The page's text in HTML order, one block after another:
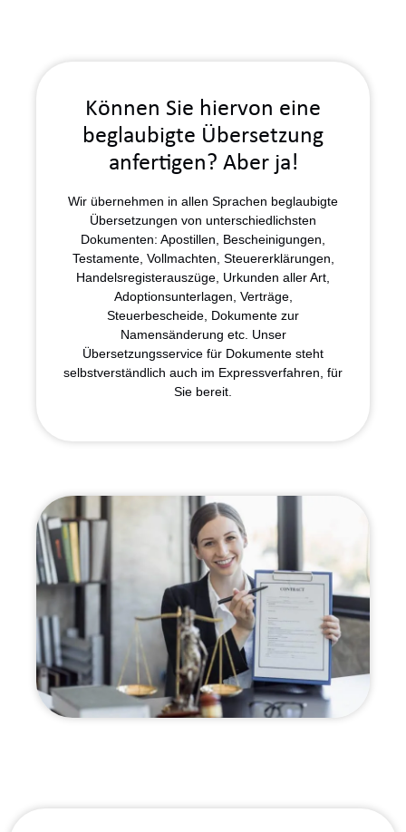
Können Sie hiervon eine
beglaubigte Übersetzung
anfertigen? Aber ja!
Wir übernehmen in allen Sprachen beglaubigte
Übersetzungen von unterschiedlichsten
Dokumenten: Apostillen, Bescheinigungen,
Testamente, Vollmachten, Steuererklärungen,
Handelsregisterauszüge, Urkunden aller Art,
Adoptionsunterlagen, Verträge,
Steuerbescheide, Dokumente zur
Namensänderung etc. Unser
Übersetzungsservice für Dokumente steht
selbstverständlich auch im Expressverfahren, für
Sie bereit.